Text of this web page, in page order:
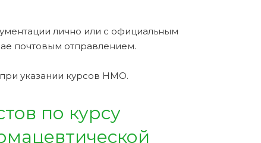
лично или с официальным
почтовым отправлением.
указании курсов НМО.
по курсу